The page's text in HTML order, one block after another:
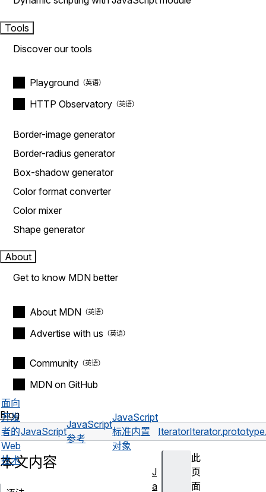
Tools
Discover our tools
Playground
HTTP Observatory
Border-image generator
Border-radius generator
Box-shadow generator
Color format converter
Color mixer
Shape generator
About
Get to know MDN better
About MDN
Advertise with us
Community
MDN on GitHub
Blog
面向
开发
者的
Web
技术
JavaScript
JavaScript
参考
JavaScript
标准内置
对象
Iterator
此
页
面
本文内容
J
a